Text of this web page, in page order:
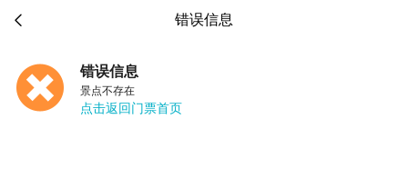
 错误信息
错误信息
景点不存在
点击返回门票首页